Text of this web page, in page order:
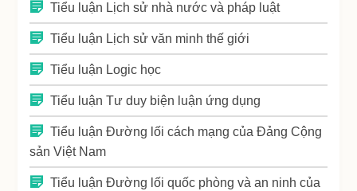
Tiểu luận Lịch sử nhà nước và pháp luật
Tiểu luận Lịch sử văn minh thế giới
Tiểu luận Logic học
Tiểu luận Tư duy biện luận ứng dụng
Tiểu luận Đường lối cách mạng của Đảng Cộng
sản Việt Nam
Tiểu luận Đường lối quốc phòng và an ninh của